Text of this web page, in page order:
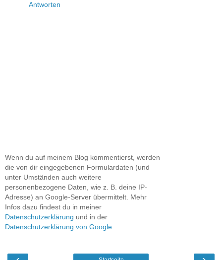
Antworten
Wenn du auf meinem Blog kommentierst, werden
die von dir eingegebenen Formulardaten (und
unter Umständen auch weitere
personenbezogene Daten, wie z. B. deine IP-
Adresse) an Google-Server übermittelt. Mehr
Infos dazu findest du in meiner
Datenschutzerklärung und in der
Datenschutzerklärung von Google